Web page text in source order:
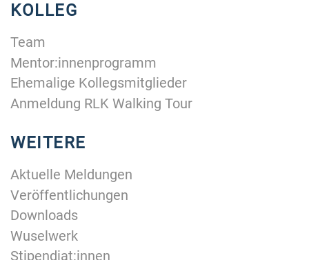
KOLLEG
Team
Mentor:innenprogramm
Ehemalige Kollegsmitglieder
Anmeldung RLK Walking Tour
WEITERE
Aktuelle Meldungen
Veröffentlichungen
Downloads
Wuselwerk
Stipendiat:innen